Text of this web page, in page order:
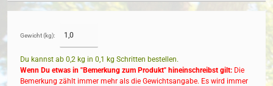
Gewicht (kg):
Du kannst ab 0,2 kg in 0,1 kg Schritten bestellen.
Wenn Du etwas in "Bemerkung zum Produkt" hineinschreibst gilt: Die
Bemerkung zählt immer mehr als die Gewichtsangabe. Es wird immer